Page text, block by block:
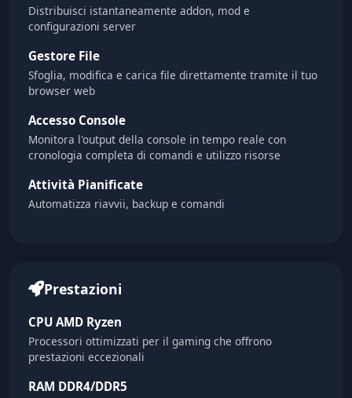
Distribuisci istantaneamente addon, mod e
configurazioni server
Gestore File
Sfoglia, modifica e carica file direttamente tramite il tuo
browser web
Accesso Console
Monitora l'output della console in tempo reale con
cronologia completa di comandi e utilizzo risorse
Attività Pianificate
Automatizza riavvii, backup e comandi
Prestazioni
CPU AMD Ryzen
Processori ottimizzati per il gaming che offrono
prestazioni eccezionali
RAM DDR4/DDR5